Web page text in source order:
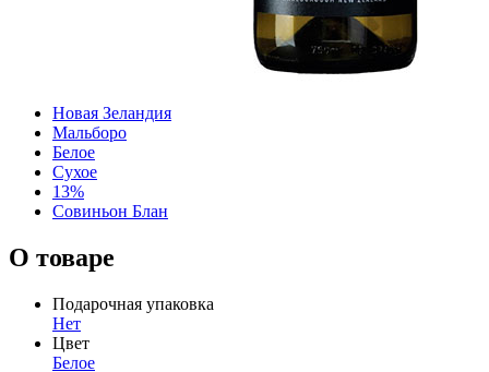
Новая Зеландия
Мальборо
Белое
Сухое
13%
Совиньон Блан
О товаре
Подарочная упаковка
Нет
Цвет
Белое